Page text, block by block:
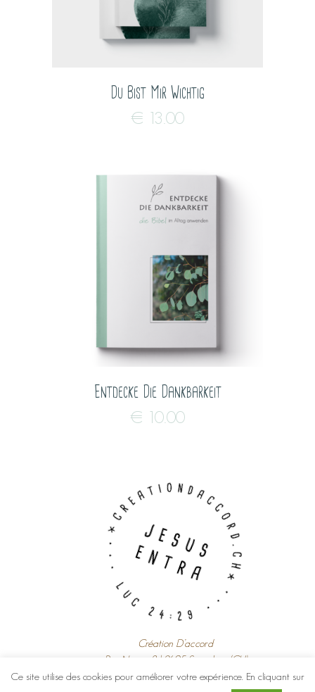
Du Bist Mir Wichtig
€ 13.00
Entdecke Die Dankbarkeit
€ 10.00
Création D’accord
Rue Neuve 8 | 2605 Sonceboz (CH)
Ce site utilise des cookies pour améliorer votre expérience. En cliquant sur